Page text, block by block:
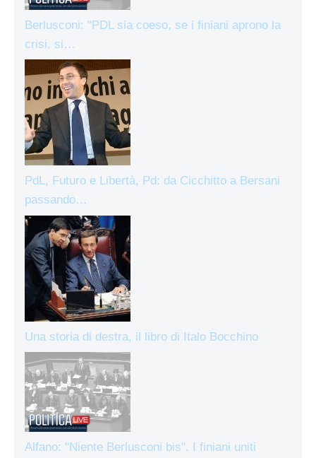
Berlusconi: "PDL sia coeso, se i finiani aprono la
crisi, si…
PdL, Futuro e Libertà, Pd: da Cicchitto a Bersani
passando…
Una storia di destra, il libro di Italo Bocchino
Alfano: "Niente Berlusconi bis". I finiani uniti